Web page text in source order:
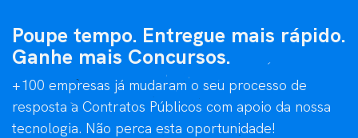
Poupe tempo. Entregue mais rápido.
Ganhe mais Concursos.
+100 empresas já mudaram o seu processo de
resposta a Contratos Públicos com apoio da nossa
tecnologia. Não perca esta oportunidade!